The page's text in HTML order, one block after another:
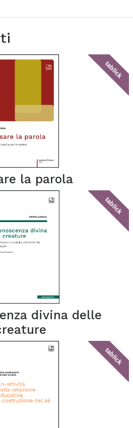
tablick
la parola
tablick
divina delle
tablick